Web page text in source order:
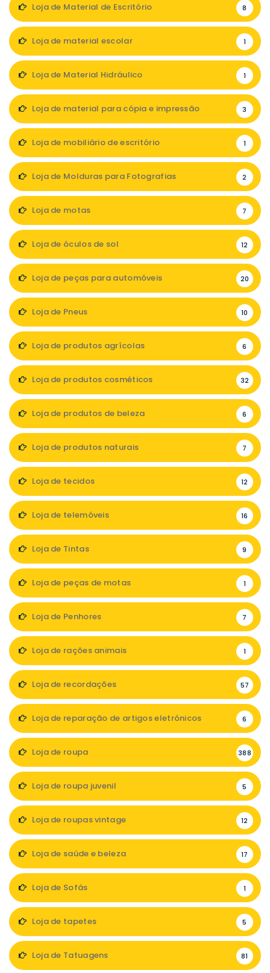
Loja de Material de Escritório 8
Loja de material escolar 1
Loja de Material Hidráulico 1
Loja de material para cópia e impressão 3
Loja de mobiliário de escritório 1
Loja de Molduras para Fotografias 2
Loja de motas 7
Loja de óculos de sol 12
Loja de peças para automóveis 20
Loja de Pneus 10
Loja de produtos agrícolas 6
Loja de produtos cosméticos 32
Loja de produtos de beleza 6
Loja de produtos naturais 7
Loja de tecidos 12
Loja de telemóveis 16
Loja de Tintas 9
Loja de peças de motas 1
Loja de Penhores 7
Loja de rações animais 1
Loja de recordações 57
Loja de reparação de artigos eletrónicos 6
Loja de roupa 388
Loja de roupa juvenil 5
Loja de roupas vintage 12
Loja de saúde e beleza 17
Loja de Sofás 1
Loja de tapetes 5
Loja de Tatuagens 81